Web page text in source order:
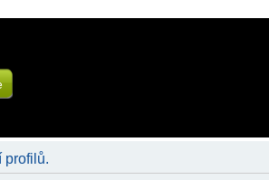
profilů.